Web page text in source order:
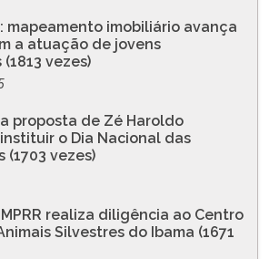
mapeamento imobiliário avança
a atuação de jovens
vezes)
proposta de Zé Haroldo
o Dia Nacional das
(1703 vezes)
realiza diligência ao Centro
Silvestres do Ibama (1671